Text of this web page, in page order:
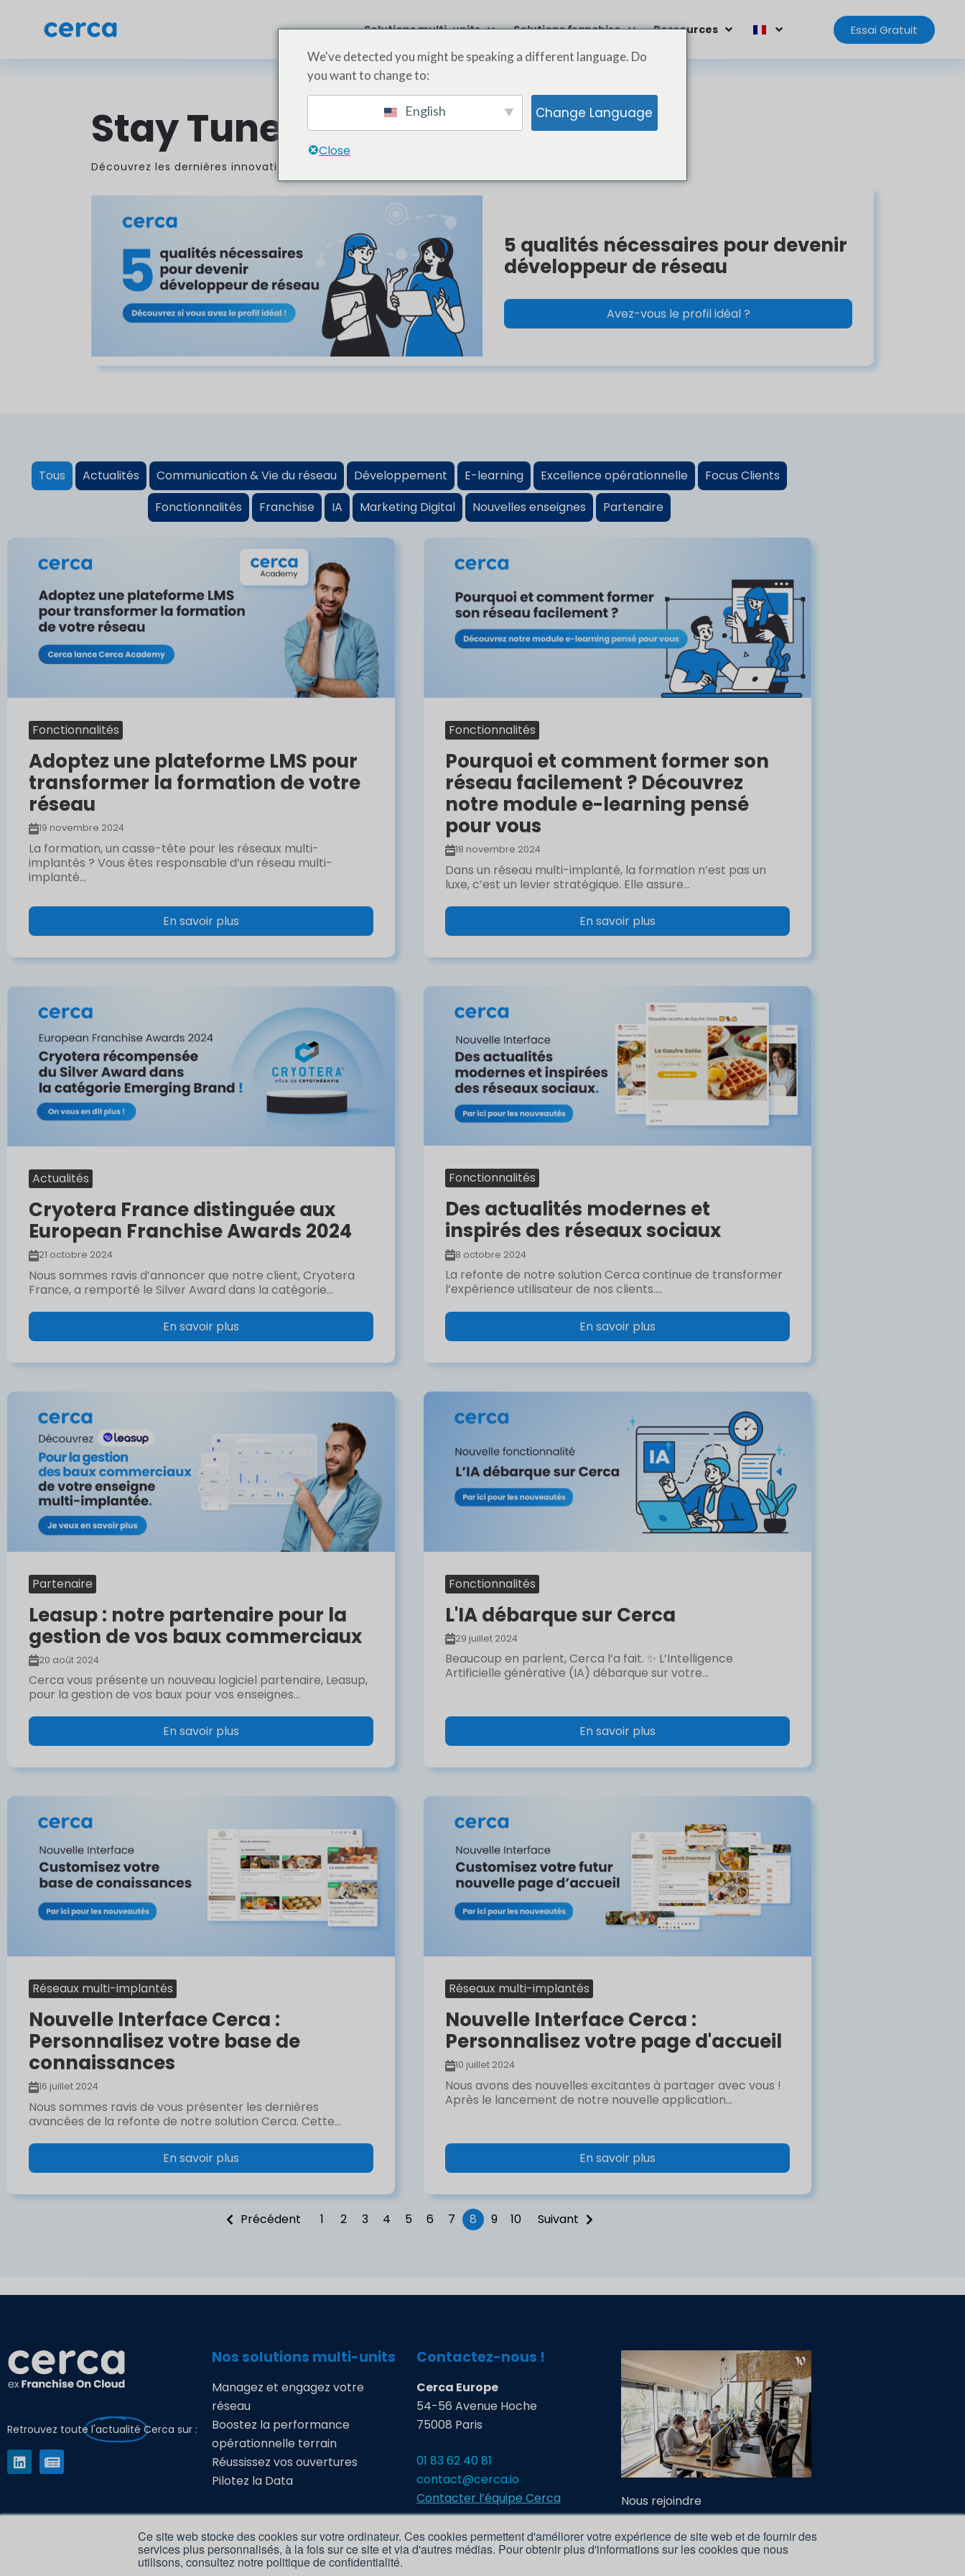
Ce site web stocke des cookies sur votre ordinateur. Ces cookies permettent d'améliorer votre expérience de site web et de fournir des
services plus personnalisés, à la fois sur ce site et via d'autres médias. Pour obtenir plus d'informations sur les cookies que nous
utilisons, consultez notre politique de confidentialité.
Solutions multi-units Solutions franchise Ressources Essai Gratuit
Stay Tuned 📣
Découvrez les dernières innovations Cerca et les actualités du secteurs de la franchise !
5 qualités nécessaires pour devenir
développeur de réseau
Avez-vous le profil idéal ?
Tous Actualités Communication & Vie du réseau Développement E-learning Excellence opérationnelle
Focus Clients
Fonctionnalités
Franchise IA Marketing Digital Nouvelles enseignes Partenaire
Fonctionnalités
Adoptez une plateforme LMS pour
transformer la formation de votre
réseau
19 novembre 2024
La formation, un casse-tête pour les réseaux multi-
implantés ? Vous êtes responsable d’un réseau multi-
implanté...
En savoir plus
Fonctionnalités
Pourquoi et comment former son
réseau facilement ? Découvrez
notre module e-learning pensé
pour vous
18 novembre 2024
Dans un réseau multi-implanté, la formation n’est pas un
luxe, c’est un levier stratégique. Elle assure...
En savoir plus
Actualités
Cryotera France distinguée aux
European Franchise Awards 2024
21 octobre 2024
Nous sommes ravis d’annoncer que notre client, Cryotera
France, a remporté le Silver Award dans la catégorie...
En savoir plus
Fonctionnalités
Des actualités modernes et
inspirés des réseaux sociaux
8 octobre 2024
La refonte de notre solution Cerca continue de transformer
l’expérience utilisateur de nos clients....
En savoir plus
Partenaire
Leasup : notre partenaire pour la
gestion de vos baux commerciaux
20 août 2024
Cerca vous présente un nouveau logiciel partenaire, Leasup,
pour la gestion de vos baux pour vos enseignes...
En savoir plus
Fonctionnalités
L'IA débarque sur Cerca
29 juillet 2024
Beaucoup en parlent, Cerca l’a fait. ✨ L’Intelligence
Artificielle générative (IA) débarque sur votre...
En savoir plus
Réseaux multi-implantés
Nouvelle Interface Cerca :
Personnalisez votre base de
connaissances
16 juillet 2024
Nous sommes ravis de vous présenter les dernières
avancées de la refonte de notre solution Cerca. Cette...
En savoir plus
Réseaux multi-implantés
Nouvelle Interface Cerca :
Personnalisez votre page d'accueil
10 juillet 2024
Nous avons des nouvelles excitantes à partager avec vous !
Après le lancement de notre nouvelle application...
En savoir plus
Précédent 1 2 3 4 5 6 7 8 9 10 Suivant
Retrouvez toute l'actualité Cerca sur :
Nos solutions multi-units
Managez et engagez votre
réseau
Boostez la performance
opérationnelle terrain
Réussissez vos ouvertures
Pilotez la Data
Nos solutions franchise
Séduisez et recrutez vos
Contactez-nous !
Cerca Europe
54-56 Avenue Hoche
75008 Paris
01 83 62 40 81
contact@cerca.io
Contacter l’équipe Cerca
Nous rejoindre
Accès Formations
Nos Partenaires
Mentions légales
We've detected you might be speaking a different language. Do
you want to change to:
English Change Language
Close